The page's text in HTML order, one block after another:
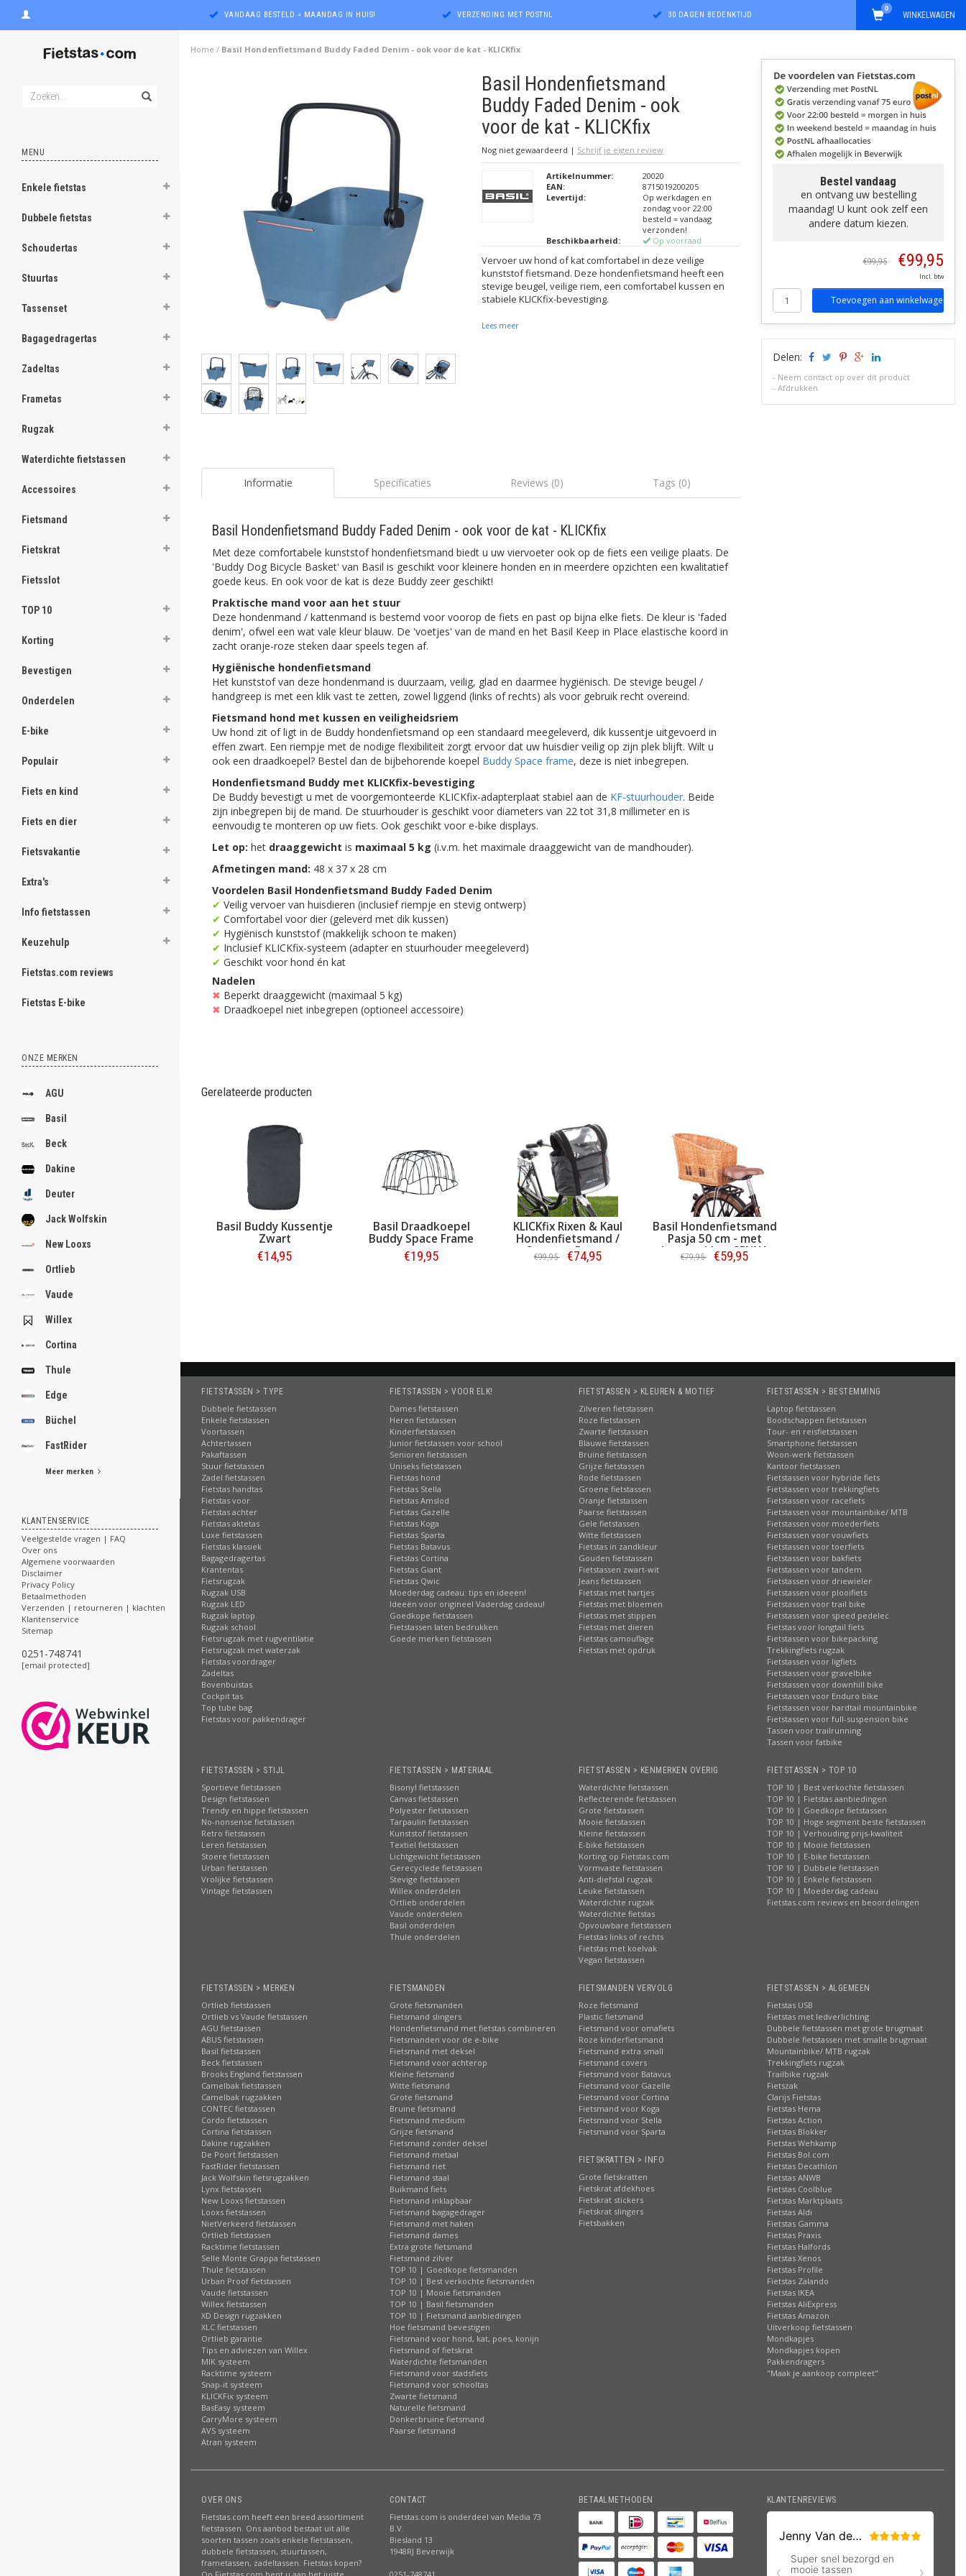
VANDAAG BESTELD = MAANDAG IN HUIS! VERZENDING MET POSTNL 30 DAGEN BEDENKTIJD WINKELWAGEN
0
MENU
Enkele fietstas
Dubbele fietstas
Schoudertas
Stuurtas
Tassenset
Bagagedragertas
Zadeltas
Frametas
Rugzak
Waterdichte fietstassen
Accessoires
Fietsmand
Fietskrat
Fietsslot
TOP 10
Korting
Bevestigen
Onderdelen
E-bike
Populair
Fiets en kind
Fiets en dier
Fietsvakantie
Extra's
Info fietstassen
Keuzehulp
Fietstas.com reviews
Fietstas E-bike
ONZE MERKEN
AGU
Basil
Beck
Dakine
Deuter
Jack Wolfskin
New Looxs
Ortlieb
Vaude
Willex
Cortina
Thule
Edge
Büchel
FastRider
Meer merken
KLANTENSERVICE
Veelgestelde vragen | FAQ
Over ons
Algemene voorwaarden
Disclaimer
Privacy Policy
Betaalmethoden
Verzenden | retourneren | klachten
Klantenservice
Sitemap
0251-748741
[email protected]
.
.
.
.
.
.
.
.
.
.
.
.
Home / Basil Hondenfietsmand Buddy Faded Denim - ook voor de kat - KLICKfix
Basil Hondenfietsmand
Buddy Faded Denim - ook
voor de kat - KLICKfix
Nog niet gewaardeerd | Schrijf je eigen review
Artikelnummer:
20020
EAN:
8715019200205
Levertijd:
Op werkdagen en
zondag voor 22:00
besteld = vandaag
verzonden!
Beschikbaarheid:
Op voorraad
Vervoer uw hond of kat comfortabel in deze veilige
kunststof fietsmand. Deze hondenfietsmand heeft een
stevige beugel, veilige riem, een comfortabel kussen en
stabiele KLICKfix-bevestiging.
Lees meer
Informatie Specificaties Reviews (0) Tags (0)
Basil Hondenfietsmand Buddy Faded Denim - ook voor de kat - KLICKfix
Met deze comfortabele kunststof hondenfietsmand biedt u uw viervoeter ook op de fiets een veilige plaats. De
'Buddy Dog Bicycle Basket' van Basil is geschikt voor kleinere honden en in meerdere opzichten een kwalitatief
goede keus. En ook voor de kat is deze Buddy zeer geschikt!
Praktische mand voor aan het stuur
Deze hondenmand / kattenmand is bestemd voor voorop de fiets en past op bijna elke fiets. De kleur is 'faded
denim', ofwel een wat vale kleur blauw. De 'voetjes' van de mand en het Basil Keep in Place elastische koord in
zacht oranje-roze steken daar speels tegen af.
Hygiënische hondenfietsmand
Het kunststof van deze hondenmand is duurzaam, veilig, glad en daarmee hygiënisch. De stevige beugel /
handgreep is met een klik vast te zetten, zowel liggend (links of rechts) als voor gebruik recht overeind.
Fietsmand hond met kussen en veiligheidsriem
Uw hond zit of ligt in de Buddy hondenfietsmand op een standaard meegeleverd, dik kussentje uitgevoerd in
effen zwart. Een riempje met de nodige flexibiliteit zorgt ervoor dat uw huisdier veilig op zijn plek blijft. Wilt u
ook een draadkoepel? Bestel dan de bijbehorende koepel Buddy Space frame, deze is niet inbegrepen.
Hondenfietsmand Buddy met KLICKfix-bevestiging
De Buddy bevestigt u met de voorgemonteerde KLICKfix-adapterplaat stabiel aan de KF-stuurhouder. Beide
zijn inbegrepen bij de mand. De stuurhouder is geschikt voor diameters van 22 tot 31,8 millimeter en is
eenvoudig te monteren op uw fiets. Ook geschikt voor e-bike displays.
Let op: het draaggewicht is maximaal 5 kg (i.v.m. het maximale draaggewicht van de mandhouder).
Afmetingen mand: 48 x 37 x 28 cm
Voordelen Basil Hondenfietsmand Buddy Faded Denim
✔ Veilig vervoer van huisdieren (inclusief riempje en stevig ontwerp)
✔ Comfortabel voor dier (geleverd met dik kussen)
✔ Hygiënisch kunststof (makkelijk schoon te maken)
✔ Inclusief KLICKfix-systeem (adapter en stuurhouder meegeleverd)
✔ Geschikt voor hond én kat
Nadelen
✖ Beperkt draaggewicht (maximaal 5 kg)
✖ Draadkoepel niet inbegrepen (optioneel accessoire)
Bestel vandaag
en ontvang uw bestelling
maandag! U kunt ook zelf een
andere datum kiezen.
€99,95 €99,95
Incl. btw
Toevoegen aan winkelwagen
Delen:
- Neem contact op over dit product
-Afdrukken
Gerelateerde producten
Basil Buddy Kussentje
Zwart
€14,95
Basil Draadkoepel
Buddy Space Frame
€19,95
KLICKfix Rixen & Kaul
Hondenfietsmand /
Stuurtas Doggy
€99,95 €74,95
Basil Hondenfietsmand
Pasja 50 cm - met
kussen, klem SENNA
€79,95 €59,95
FIETSTASSEN > TYPE
Dubbele fietstassen
Enkele fietstassen
Voortassen
Achtertassen
Pakaftassen
Stuur fietstassen
Zadel fietstassen
Fietstas handtas
Fietstas voor
Fietstas achter
Fietstas aktetas
Luxe fietstassen
Fietstas klassiek
Bagagedragertas
Krantentas
Fietsrugzak
Rugzak USB
Rugzak LED
Rugzak laptop
Rugzak school
Fietsrugzak met rugventilatie
Fietsrugzak met waterzak
Fietstas voordrager
Zadeltas
Bovenbuistas
Cockpit tas
Top tube bag
Fietstas voor pakkendrager
FIETSTASSEN > VOOR ELK!
Dames fietstassen
Heren fietstassen
Kinderfietstassen
Junior fietstassen voor school
Senioren fietstassen
Uniseks fietstassen
Fietstas hond
Fietstas Stella
Fietstas Amslod
Fietstas Gazelle
Fietstas Koga
Fietstas Sparta
Fietstas Batavus
Fietstas Cortina
Fietstas Giant
Fietstas Qwic
Moederdag cadeau: tips en ideeën!
Ideeën voor origineel Vaderdag cadeau!
Goedkope fietstassen
Fietstassen laten bedrukken
Goede merken fietstassen
FIETSTASSEN > KLEUREN & MOTIEF
Zilveren fietstassen
Roze fietstassen
Zwarte fietstassen
Blauwe fietstassen
Bruine fietstassen
Grijze fietstassen
Rode fietstassen
Groene fietstassen
Oranje fietstassen
Paarse fietstassen
Gele fietstassen
Witte fietstassen
Fietstas in zandkleur
Gouden fietstassen
Fietstassen zwart-wit
Jeans fietstassen
Fietstas met hartjes
Fietstas met bloemen
Fietstas met stippen
Fietstas met dieren
Fietstas camouflage
Fietstas met opdruk
FIETSTASSEN > BESTEMMING
Laptop fietstassen
Boodschappen fietstassen
Tour- en reisfietstassen
Smartphone fietstassen
Woon-werk fietstassen
Kantoor fietstassen
Fietstassen voor hybride fiets
Fietstassen voor trekkingfiets
Fietstassen voor racefiets
Fietstassen voor mountainbike/ MTB
Fietstassen voor moederfiets
Fietstassen voor vouwfiets
Fietstassen voor toerfiets
Fietstassen voor bakfiets
Fietstassen voor tandem
Fietstassen voor driewieler
Fietstassen voor plooifiets
Fietstassen voor trail bike
Fietstassen voor speed pedelec
Fietstas voor longtail fiets
Fietstassen voor bikepacking
Trekkingfiets rugzak
Fietstassen voor ligfiets
Fietstassen voor gravelbike
Fietstassen voor downhill bike
Fietstassen voor Enduro bike
Fietstassen voor hardtail mountainbike
Fietstassen voor full-suspension bike
Tassen voor trailrunning
Tassen voor fatbike
FIETSTASSEN > STIJL
Sportieve fietstassen
Design fietstassen
Trendy en hippe fietstassen
No-nonsense fietstassen
Retro fietstassen
Leren fietstassen
Stoere fietstassen
Urban fietstassen
Vrolijke fietstassen
Vintage fietstassen
FIETSTASSEN > MATERIAAL
Bisonyl fietstassen
Canvas fietstassen
Polyester fietstassen
Tarpaulin fietstassen
Kunststof fietstassen
Textiel fietstassen
Lichtgewicht fietstassen
Gerecyclede fietstassen
Stevige fietstassen
Willex onderdelen
Ortlieb onderdelen
Vaude onderdelen
Basil onderdelen
Thule onderdelen
FIETSTASSEN > KENMERKEN OVERIG
Waterdichte fietstassen
Reflecterende fietstassen
Grote fietstassen
Mooie fietstassen
Kleine fietstassen
E-bike fietstassen
Korting op Fietstas.com
Vormvaste fietstassen
Anti-diefstal rugzak
Leuke fietstassen
Waterdichte rugzak
Waterdichte fietstas
Opvouwbare fietstassen
Fietstas links of rechts
Fietstas met koelvak
Vegan fietstassen
FIETSTASSEN > TOP 10
TOP 10 | Best verkochte fietstassen
TOP 10 | Fietstas aanbiedingen
TOP 10 | Goedkope fietstassen
TOP 10 | Hoge segment beste fietstassen
TOP 10 | Verhouding prijs-kwaliteit
TOP 10 | Mooie fietstassen
TOP 10 | E-bike fietstassen
TOP 10 | Dubbele fietstassen
TOP 10 | Enkele fietstassen
TOP 10 | Moederdag cadeau
Fietstas.com reviews en beoordelingen
FIETSTASSEN > MERKEN
Ortlieb fietstassen
Ortlieb vs Vaude fietstassen
AGU fietstassen
ABUS fietstassen
Basil fietstassen
Beck fietstassen
Brooks England fietstassen
Camelbak fietstassen
Camelbak rugzakken
CONTEC fietstassen
Cordo fietstassen
Cortina fietstassen
Dakine rugzakken
De Poort fietstassen
FastRider fietstassen
Jack Wolfskin fietsrugzakken
Lynx fietstassen
New Looxs fietstassen
Looxs fietstassen
NietVerkeerd fietstassen
Ortlieb fietstassen
Racktime fietstassen
Selle Monte Grappa fietstassen
Thule fietstassen
Urban Proof fietstassen
Vaude fietstassen
Willex fietstassen
XD Design rugzakken
XLC fietstassen
Ortlieb garantie
Tips en adviezen van Willex
MIK systeem
Racktime systeem
Snap-it systeem
KLICKFix systeem
BasEasy systeem
CarryMore systeem
AVS systeem
Atran systeem
FIETSMANDEN
Grote fietsmanden
Fietsmand slingers
Hondenfietsmand met fietstas combineren
Fietsmanden voor de e-bike
Fietsmand met deksel
Fietsmand voor achterop
Kleine fietsmand
Witte fietsmand
Grote fietsmand
Bruine fietsmand
Fietsmand medium
Grijze fietsmand
Fietsmand zonder deksel
Fietsmand metaal
Fietsmand riet
Fietsmand staal
Buikmand fiets
Fietsmand inklapbaar
Fietsmand bagagedrager
Fietsmand met haken
Fietsmand dames
Extra grote fietsmand
Fietsmand zilver
TOP 10 | Goedkope fietsmanden
TOP 10 | Best verkochte fietsmanden
TOP 10 | Mooie fietsmanden
TOP 10 | Basil fietsmanden
TOP 10 | Fietsmand aanbiedingen
Hoe fietsmand bevestigen
Fietsmand voor hond, kat, poes, konijn
Fietsmand of fietskrat
Waterdichte fietsmanden
Fietsmand voor stadsfiets
Fietsmand voor schooltas
Zwarte fietsmand
Naturelle fietsmand
Donkerbruine fietsmand
Paarse fietsmand
FIETSMANDEN VERVOLG
Roze fietsmand
Plastic fietsmand
Fietsmand voor omafiets
Roze kinderfietsmand
Fietsmand extra small
Fietsmand covers
Fietsmand voor Batavus
Fietsmand voor Gazelle
Fietsmand voor Cortina
Fietsmand voor Koga
Fietsmand voor Stella
Fietsmand voor Sparta
FIETSKRATTEN > INFO
Grote fietskratten
Fietskrat afdekhoes
Fietskrat stickers
Fietskrat slingers
Fietsbakken
FIETSTASSEN > ALGEMEEN
Fietstas USB
Fietstas met ledverlichting
Dubbele fietstassen met grote brugmaat
Dubbele fietstassen met smalle brugmaat
Mountainbike/ MTB rugzak
Trekkingfiets rugzak
Trailbike rugzak
Fietszak
Clarijs Fietstas
Fietstas Hema
Fietstas Action
Fietstas Blokker
Fietstas Wehkamp
Fietstas Bol.com
Fietstas Decathlon
Fietstas ANWB
Fietstas Coolblue
Fietstas Marktplaats
Fietstas Aldi
Fietstas Gamma
Fietstas Praxis
Fietstas Halfords
Fietstas Xenos
Fietstas Profile
Fietstas Zalando
Fietstas IKEA
Fietstas AliExpress
Fietstas Amazon
Uitverkoop fietstassen
Mondkapjes
Mondkapjes kopen
Pakkendragers
"Maak je aankoop compleet"
OVER ONS
Fietstas.com heeft een breed assortiment
fietstassen. Ons aanbod bestaat uit alle
soorten tassen zoals enkele fietstassen,
dubbele fietstassen, stuurtassen,
frametassen, zadeltassen. Fietstas kopen?
CONTACT
Fietstas.com is onderdeel van Media 73
B.V.
Biesland 13
1948RJ Beverwijk
BETAALMETHODEN KLANTENREVIEWS